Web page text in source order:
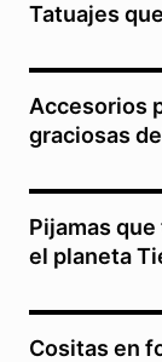
Tatuajes
Accesorios
graciosas
Pijamas
el planeta
Cositas en